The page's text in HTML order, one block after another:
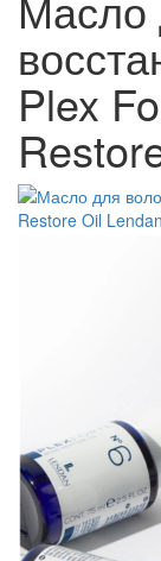
Plex